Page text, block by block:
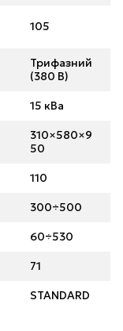
105
Трифазний
(380 В)
15 кВа
310×580×9
50
110
300÷500
60÷530
71
STANDARD